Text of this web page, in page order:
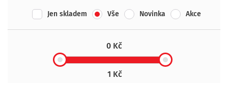
Jen skladem Vše Novinka Akce
0 Kč
1 Kč